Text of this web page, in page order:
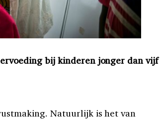
bij kinderen jonger dan vijf
Natuurlijk is het van